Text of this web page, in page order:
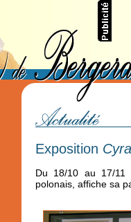
Exposition
Du 18/10 au 17/11
polonais, affiche sa